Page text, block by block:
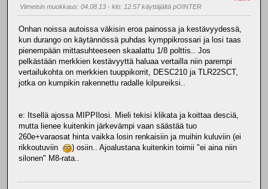
Viimeisin muokkaus: 04.08.13 - klo: 12.57 käyttäjältä pOINTER
Onhan noissa autoissa väkisin eroa painossa ja kestävyydessä,
kun durango on käytännössä puhdas kymppikrossari ja losi taas
pienempään mittasuhteeseen skaalattu 1/8 polttis.. Jos
pelkästään merkkien kestävyyttä haluaa vertailla niin parempi
vertailukohta on merkkien tuuppikorrit, DESC210 ja TLR22SCT,
jotka on kumpikin rakennettu radalle kilpureiksi..
e: Itsellä ajossa MIPPIlosi. Mieli tekisi klikata ja koittaa desciä,
mutta lienee kuitenkin järkevämpi vaan säästää tuo
260e+varaosat hinta vaikka losin renkaisiin ja muihin kuluviin (ei
rikkoutuviin
) osiin.. Ajoalustana kuitenkin toimii "ei aina niin
silonen" M8-rata..